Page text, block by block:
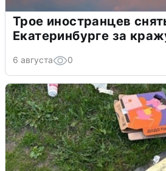
Трое иностранцев
Екатеринбурге за
6 августа 0